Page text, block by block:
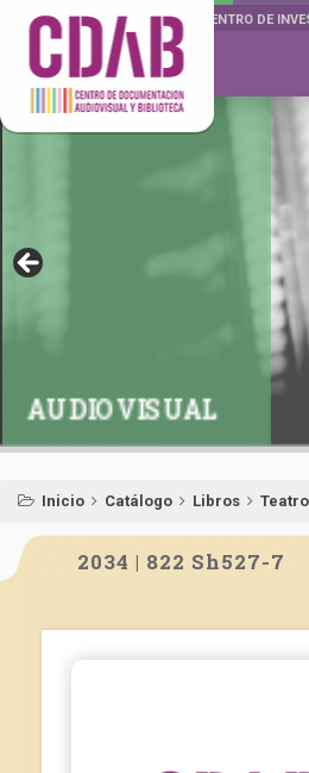
DOCUMENTA DRAMÁTICAS CENTRO DE
AUDIOVISUAL
Inicio Catálogo Libros
2034 | 822 Sh527-7